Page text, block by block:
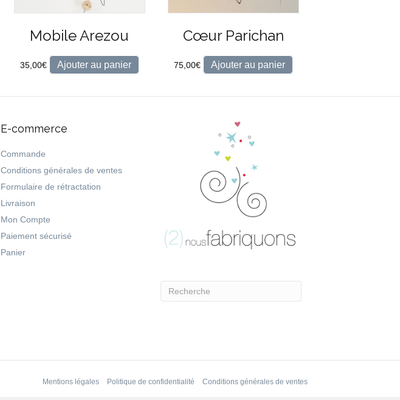
Mobile Arezou
35,00€ Ajouter au panier
Cœur Parichan
75,00€ Ajouter au panier
E-commerce
Commande
Conditions générales de ventes
Formulaire de rétractation
Livraison
Mon Compte
Paiement sécurisé
Panier
Mentions légales Politique de confidentialité Conditions générales de ventes